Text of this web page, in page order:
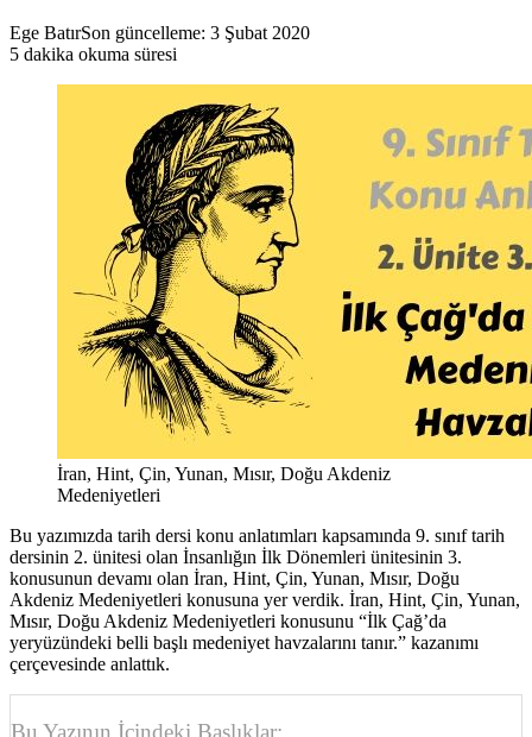
Ege BatırSon güncelleme: 3 Şubat 2020
5 dakika okuma süresi
İran, Hint, Çin, Yunan, Mısır, Doğu Akdeniz
Medeniyetleri
Bu yazımızda tarih dersi konu anlatımları kapsamında 9. sınıf tarih
dersinin 2. ünitesi olan İnsanlığın İlk Dönemleri ünitesinin 3.
konusunun devamı olan İran, Hint, Çin, Yunan, Mısır, Doğu
Akdeniz Medeniyetleri konusuna yer verdik. İran, Hint, Çin, Yunan,
Mısır, Doğu Akdeniz Medeniyetleri konusunu “İlk Çağ’da
yeryüzündeki belli başlı medeniyet havzalarını tanır.” kazanımı
çerçevesinde anlattık.
Bu Yazının İçindeki Başlıklar: